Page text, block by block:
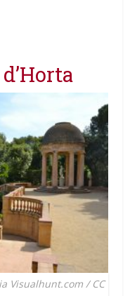
Visualhunt.com / CC